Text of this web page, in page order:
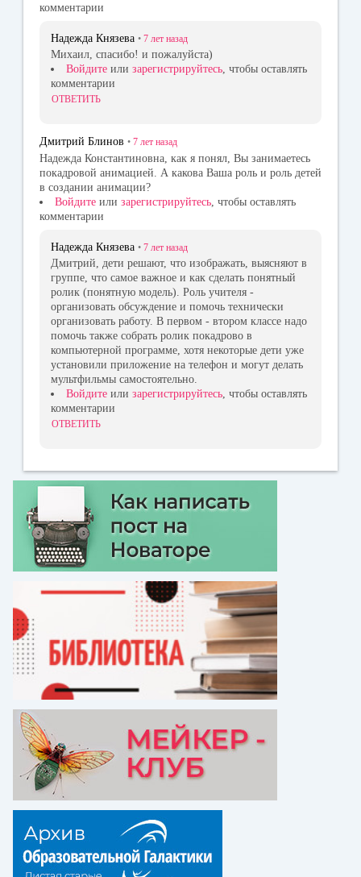
комментарии
Надежда Князева • 7 лет назад
Михаил, спасибо! и пожалуйста)
Войдите или зарегистрируйтесь, чтобы оставлять
комментарии
ОТВЕТИТЬ
Дмитрий Блинов • 7 лет назад
Надежда Константиновна, как я понял, Вы занимаетесь
покадровой анимацией. А какова Ваша роль и роль детей
в создании анимации?
Войдите или зарегистрируйтесь , чтобы оставлять
комментарии
Надежда Князева • 7 лет назад
Дмитрий, дети решают, что изображать, выясняют в
группе, что самое важное и как сделать понятный
ролик (понятную модель). Роль учителя -
организовать обсуждение и помочь технически
организовать работу. В первом - втором классе надо
помочь также собрать ролик покадрово в
компьютерной программе, хотя некоторые дети уже
установили приложение на телефон и могут делать
мультфильмы самостоятельно.
Войдите или зарегистрируйтесь, чтобы оставлять
комментарии
ОТВЕТИТЬ